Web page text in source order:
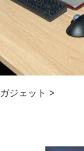
ガジェット >